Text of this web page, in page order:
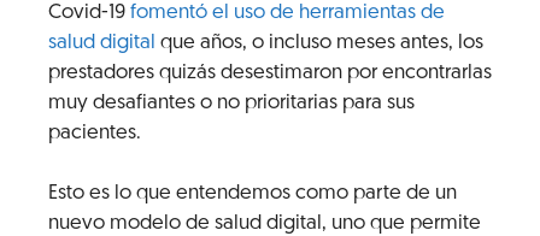
Covid-19 fomentó el uso de herramientas de
salud digital que años, o incluso meses antes, los
prestadores quizás desestimaron por encontrarlas
muy desafiantes o no prioritarias para sus
pacientes.
Esto es lo que entendemos como parte de un
nuevo modelo de salud digital, uno que permite